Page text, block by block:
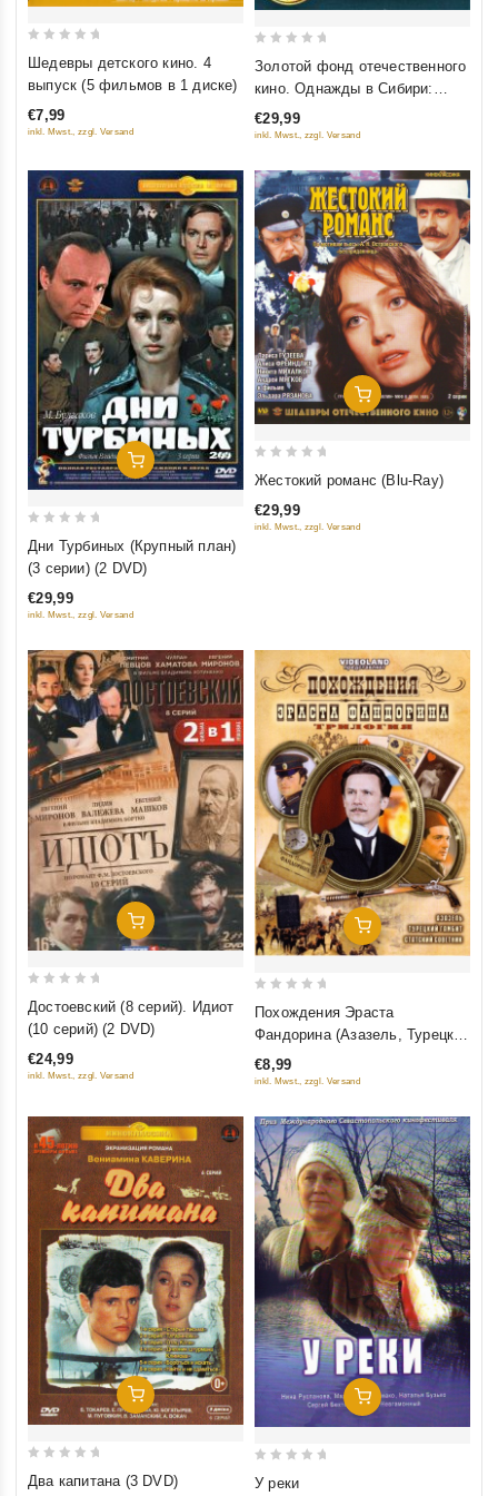
out
5
Шедевры детского кино. 4
выпуск (5 фильмов в 1 диске)
€7,99
inkl. Mwst., zzgl. Versand
5
Золотой фонд отечественного
кино. Однажды в Сибири:
Сибириада (Фильм 1-2);
Даурия; Хмель (4 DVD)
€29,99
inkl. Mwst., zzgl. Versand
Добавить В Корзину
out
5
Дни Турбиных (Крупный план)
(3 серии) (2 DVD)
€29,99
inkl. Mwst., zzgl. Versand
Добавить В Корзину
of
Жестокий романс (Blu-Ray)
€29,99
inkl. Mwst., zzgl. Versand
Добавить В Корзину
out
5
Достоевский (8 серий). Идиот
(10 серий) (2 DVD)
€24,99
inkl. Mwst., zzgl. Versand
Добавить В Корзину
5
Похождения Эраста
Фандорина (Азазель, Турецкий
гамбит, Статский Советник)
€8,99
inkl. Mwst., zzgl. Versand
Добавить В Корзину
out
Два капитана (3 DVD)
Добавить В Корзину
У реки